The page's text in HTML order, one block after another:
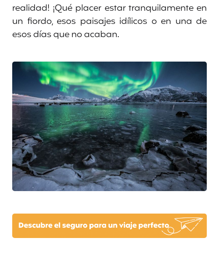
realidad! ¡Qué placer estar tranquilamente en
un fiordo, esos paisajes idílicos o en una de
esos días que no acaban.